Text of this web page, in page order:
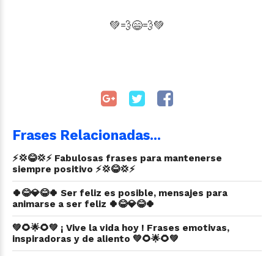
💚💨😄💨💚
Frases Relacionadas...
⚡💢😂💢⚡ Fabulosas frases para mantenerse
siempre positivo ⚡💢😂💢⚡
🍀😂💎😂🍀 Ser feliz es posible, mensajes para
animarse a ser feliz 🍀😂💎😂🍀
💚🌻🌟🌻💚 ¡ Vive la vida hoy ! Frases emotivas,
inspiradoras y de aliento 💚🌻🌟🌻💚